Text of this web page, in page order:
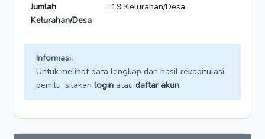
Jumlah
Kelurahan/Desa
: 19 Kelurahan/Desa
Informasi:
Untuk melihat data lengkap dan hasil rekapitulasi
pemilu, silakan login atau daftar akun.